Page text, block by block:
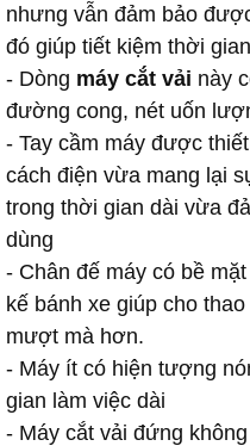
nhưng vẫn đảm bảo
đó giúp tiết kiệm thời
- Dòng máy cắt vải này
đường cong, nét uốn
- Tay cầm máy được
cách điện vừa mang lại
trong thời gian dài vừa
dùng
- Chân đế máy có bề
kế bánh xe giúp cho
mượt mà hơn.
- Máy ít có hiện tượng
gian làm việc dài
- Máy cắt vải đứng